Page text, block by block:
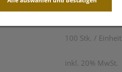
100 Stk. / Einheit
inkl. 20% MwSt.